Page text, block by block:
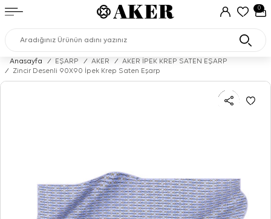
0
Anasayfa / EŞARP / AKER /
AKER İPEK KREP SATEN EŞARP
/
Zincir Desenli 90X90 İpek Krep Saten Eşarp